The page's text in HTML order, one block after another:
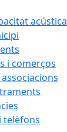
acústica
i comerços
telèfons